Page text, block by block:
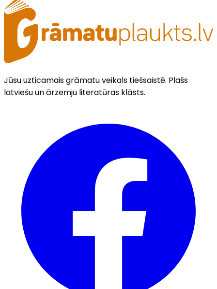
Jūsu uzticamais grāmatu veikals tiešsaistē. Plašs
latviešu un ārzemju literatūras klāsts.